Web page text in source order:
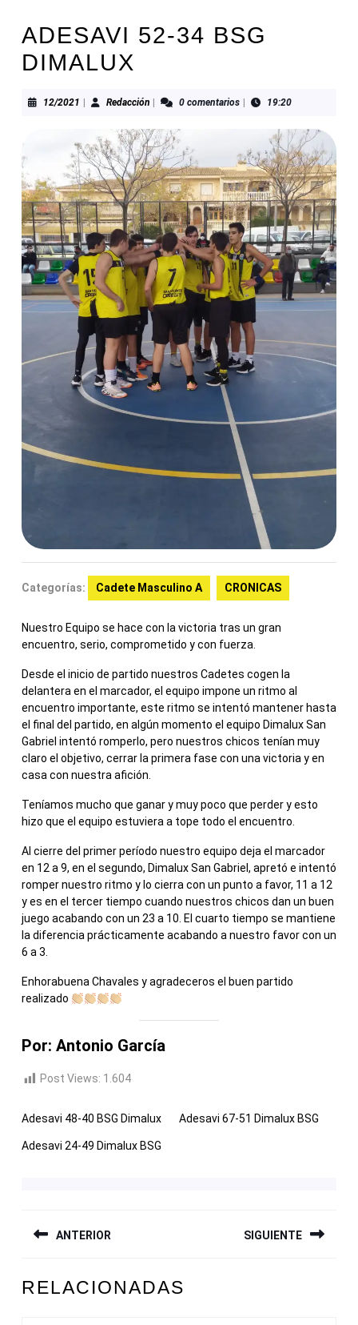
ADESAVI 52-34 BSG
DIMALUX
12/2021 12/2021RedacciónRedacción0 comentarios 19:20
Categorías: Cadete Masculino A CRONICAS
Nuestro Equipo se hace con la victoria tras un gran
encuentro, serio, comprometido y con fuerza.
Desde el inicio de partido nuestros Cadetes cogen la
delantera en el marcador, el equipo impone un ritmo al
encuentro importante, este ritmo se intentó mantener hasta
el final del partido, en algún momento el equipo Dimalux San
Gabriel intentó romperlo, pero nuestros chicos tenían muy
claro el objetivo, cerrar la primera fase con una victoria y en
casa con nuestra afición.
Teníamos mucho que ganar y muy poco que perder y esto
hizo que el equipo estuviera a tope todo el encuentro.
Al cierre del primer período nuestro equipo deja el marcador
en 12 a 9, en el segundo, Dimalux San Gabriel, apretó e intentó
romper nuestro ritmo y lo cierra con un punto a favor, 11 a 12
y es en el tercer tiempo cuando nuestros chicos dan un buen
juego acabando con un 23 a 10. El cuarto tiempo se mantiene
la diferencia prácticamente acabando a nuestro favor con un
6 a 3.
Enhorabuena Chavales y agradeceros el buen partido
realizado
Por: Antonio García
Post Views: 1.604
Adesavi 48-40 BSG Dimalux Adesavi 67-51 Dimalux BSG
Adesavi 24-49 Dimalux BSG
DE
ANTERIOR
anterior:
SIGUIENTE
entrada:
RELACIONADAS